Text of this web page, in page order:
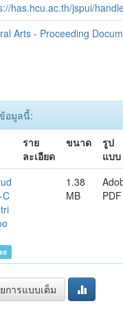
has.hcu.ac.th/jspui/
Arts - Proceeding
อมูลนี้:
ราย
ละเอียด
ขนาด
รูป
แบบ
C
1.38
MB
PDF
การแบบเต็ม